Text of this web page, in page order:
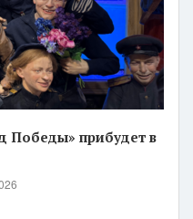
Победы» прибудет в